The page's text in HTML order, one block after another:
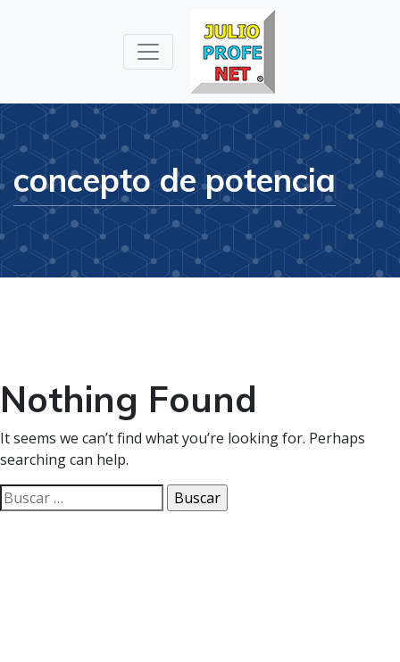
Física
concepto de potencia
Nothing Found
It seems we can’t find what you’re looking for. Perhaps
searching can help.
Buscar: